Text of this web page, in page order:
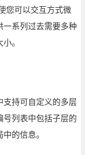
您可以交互方式微
系列过去需要多种
。
持可自定义的多层
列表中包括子层的
的信息。